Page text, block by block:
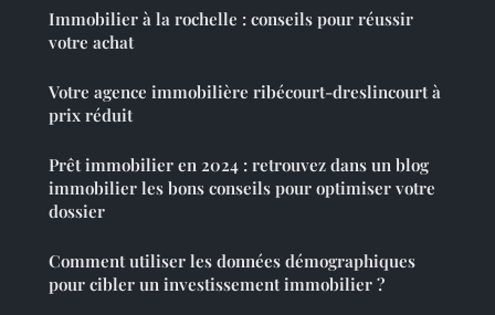
Immobilier à la rochelle : conseils pour réussir
votre achat
Votre agence immobilière ribécourt-dreslincourt à
prix réduit
Prêt immobilier en 2024 : retrouvez dans un blog
immobilier les bons conseils pour optimiser votre
dossier
Comment utiliser les données démographiques
pour cibler un investissement immobilier ?